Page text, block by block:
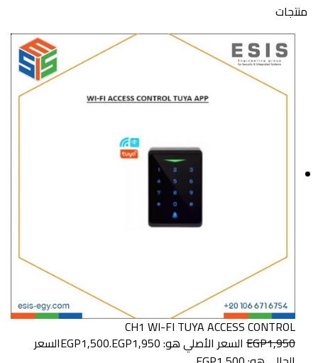
منتجات
CH1 WI-FI TUYA ACCESS CONTROL
EGP1,950 السعر الأصلي هو: EGP1,950. EGP1,500
السعر